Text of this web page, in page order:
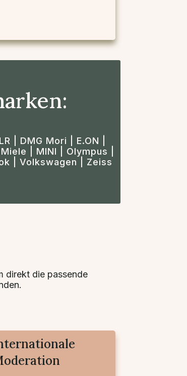
| DMG Mori | E.ON |
| MINI | Olympus |
| Volkswagen | Zeiss
direkt die passende